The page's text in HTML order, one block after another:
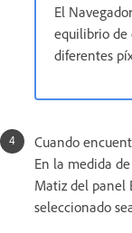
El
equilibrio de
diferentes
Cuando
En la medida
Matiz del panel
seleccionado